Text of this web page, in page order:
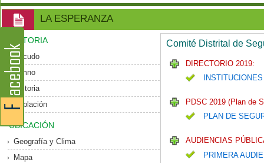
LA ESPERANZA
HISTORIA
Escudo
Himno
Historia
Población
UBICACIÓN
Geografía y Clima
Mapa
Comité Distrital de
DIRECTORIO 2019:
PDSC 2019 (Plan de
PLAN DE
AUDIENCIAS
PRIMERA